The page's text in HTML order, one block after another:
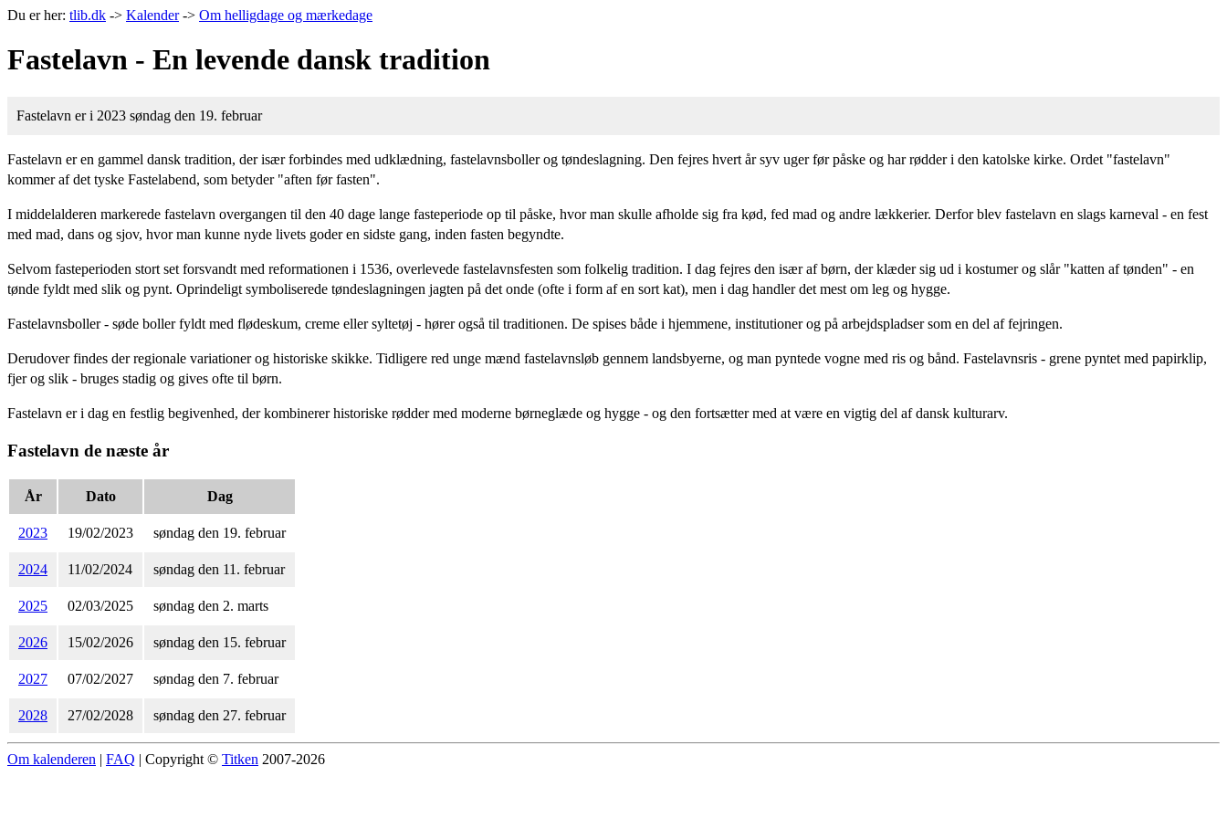
Du er her: tlib.dk -> Kalender-> Om helligdage og mærkedage
Fastelavn - En levende dansk tradition
Fastelavn er i 2023 søndag den 19. februar
Fastelavn er en gammel dansk tradition, der især forbindes med udklædning, fastelavnsboller og tøndeslagning. Den fejres hvert år syv uger før påske og har rødder i den katolske kirke. Ordet "fastelavn"
kommer af det tyske Fastelabend, som betyder "aften før fasten".
I middelalderen markerede fastelavn overgangen til den 40 dage lange fasteperiode op til påske, hvor man skulle afholde sig fra kød, fed mad og andre lækkerier. Derfor blev fastelavn en slags karneval - en fest
med mad, dans og sjov, hvor man kunne nyde livets goder en sidste gang, inden fasten begyndte.
Selvom fasteperioden stort set forsvandt med reformationen i 1536, overlevede fastelavnsfesten som folkelig tradition. I dag fejres den især af børn, der klæder sig ud i kostumer og slår "katten af tønden" - en
tønde fyldt med slik og pynt. Oprindeligt symboliserede tøndeslagningen jagten på det onde (ofte i form af en sort kat), men i dag handler det mest om leg og hygge.
Fastelavnsboller - søde boller fyldt med flødeskum, creme eller syltetøj - hører også til traditionen. De spises både i hjemmene, institutioner og på arbejdspladser som en del af fejringen.
Derudover findes der regionale variationer og historiske skikke. Tidligere red unge mænd fastelavnsløb gennem landsbyerne, og man pyntede vogne med ris og bånd. Fastelavnsris - grene pyntet med papirklip,
fjer og slik - bruges stadig og gives ofte til børn.
Fastelavn er i dag en festlig begivenhed, der kombinerer historiske rødder med moderne børneglæde og hygge - og den fortsætter med at være en vigtig del af dansk kulturarv.
Fastelavn de næste år
År Dato Dag
2023 19/02/2023 søndag den 19. februar
2024 11/02/2024 søndag den 11. februar
2025 02/03/2025 søndag den 2. marts
2026 15/02/2026 søndag den 15. februar
2027 07/02/2027 søndag den 7. februar
2028 27/02/2028 søndag den 27. februar
Om kalenderen | FAQ | Copyright © Titken 2007-2026